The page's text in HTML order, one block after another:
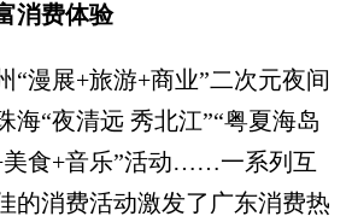
消费体验
展+旅游+商业”二次元夜间
海“夜清远 秀北江”“粤夏海岛
美食+音乐”活动……一系列互
的消费活动激发了广东消费热